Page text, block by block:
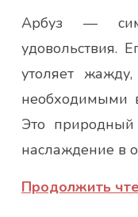
Арбуз —
удовольствия.
утоляет
необходимыми
Это природный
наслаждение в
Продолжить